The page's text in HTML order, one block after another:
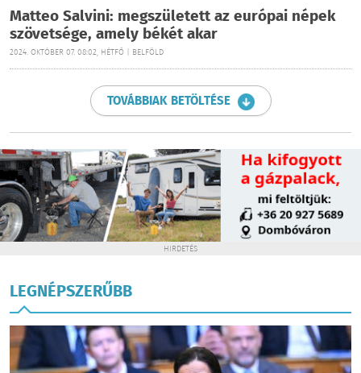
Matteo Salvini: megszületett az európai népek
szövetsége, amely békét akar
2024. OKTÓBER 07. 08:02, HÉTFŐ | BELFÖLD
TOVÁBBIAK BETÖLTÉSE
HIRDETÉS
LEGNÉPSZERŰBB